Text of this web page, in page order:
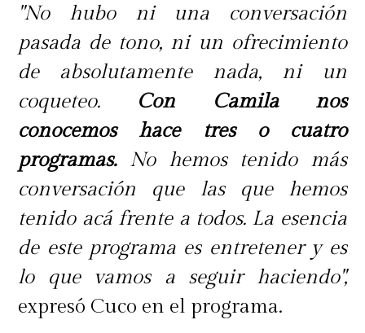
"No hubo ni una conversación
pasada de tono, ni un ofrecimiento
de absolutamente nada, ni un
coqueteo. Con Camila nos
conocemos hace tres o cuatro
programas.No hemos tenido más
conversación que las que hemos
tenido acá frente a todos. La esencia
de este programa es entretener y es
lo que vamos a seguir haciendo",
expresó Cuco en el programa.